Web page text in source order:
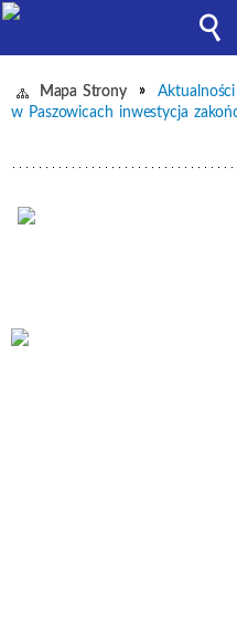
Mapa Strony Aktualności
w Paszowicach inwestycja